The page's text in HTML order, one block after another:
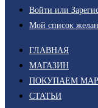
Войти или
Мой список
ГЛАВНАЯ
МАГАЗИН
ПОКУПАЕМ
СТАТЬИ